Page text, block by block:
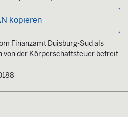
kopieren
Finanzamt Duisburg-Süd als
von der Körperschaftsteuer befreit.